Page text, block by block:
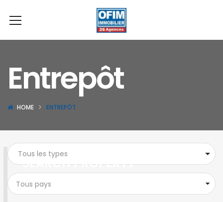
Entrepôt
HOME ENTREPÔT
SEARCH PROPERTY
Tous pays